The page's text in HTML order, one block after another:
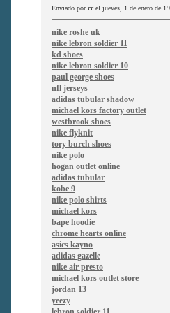
Enviado porcc el jueves, 1 de enero de
nike roshe uk
nike lebron soldier 11
kd shoes
nike lebron soldier 10
paul george shoes
nfl jerseys
adidas tubular shadow
michael kors factory outlet
westbrook shoes
nike flyknit
tory burch shoes
nike polo
hogan outlet online
adidas tubular
kobe 9
nike polo shirts
michael kors
bape hoodie
chrome hearts online
asics kayno
adidas gazelle
nike air presto
michael kors outlet store
jordan 13
yeezy